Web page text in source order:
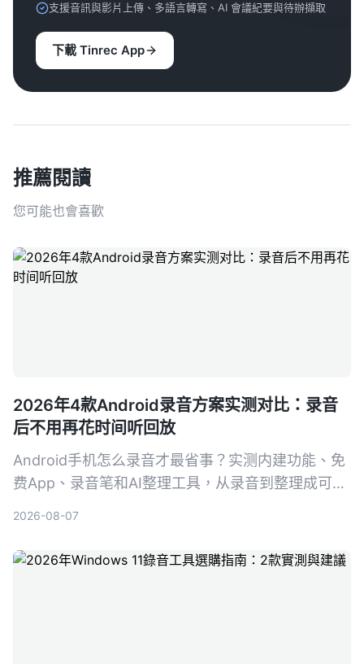
支援音訊與影片上傳、多語言轉寫、AI 會議紀要與待辦擷取
下載 Tinrec App
推薦閱讀
您可能也會喜歡
2026年4款Android录音方案实测对比：录音
后不用再花时间听回放
Android手机怎么录音才最省事？实测内建功能、免
费App、录音笔和AI整理工具，从录音到整理成可行
2026-08-07